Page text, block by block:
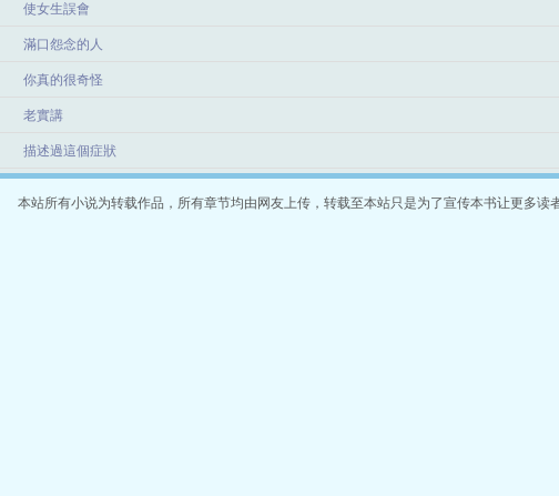
使女生誤會
滿口怨念的人
你真的很奇怪
老實講
描述過這個症狀
本站所有小说为转载作品，所有章节均由网友上传，转载至本站只是为了宣传本书让更多读